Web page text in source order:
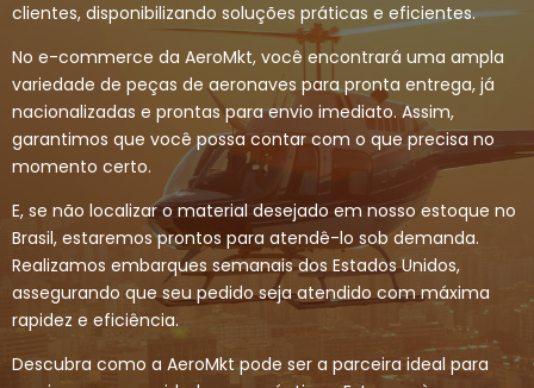
clientes, disponibilizando soluções práticas e eficientes.
No e-commerce da AeroMkt, você encontrará uma ampla
variedade de peças de aeronaves para pronta entrega, já
nacionalizadas e prontas para envio imediato. Assim,
garantimos que você possa contar com o que precisa no
momento certo.
E, se não localizar o material desejado em nosso estoque no
Brasil, estaremos prontos para atendê-lo sob demanda.
Realizamos embarques semanais dos Estados Unidos,
assegurando que seu pedido seja atendido com máxima
rapidez e eficiência.
Descubra como a AeroMkt pode ser a parceira ideal para